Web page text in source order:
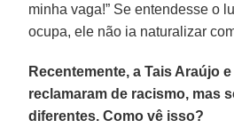
minha vaga!” Se entendesse o
ocupa, ele não ia naturalizar
Recentemente, a Tais Araújo
reclamaram de racismo, mas
diferentes. Como vê isso?